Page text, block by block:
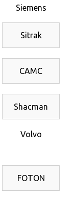
Siemens
Sitrak
CAMC
Shacman
Volvo
FOTON